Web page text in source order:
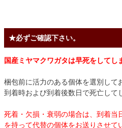
★必ずご確認下さい。
国産ミヤマクワガタは早死をしてし
梱包前に活力のある個体を選別して
到着時および到着後数日で死亡して
死着・欠損・衰弱の場合は、到着当
を持って代替の個体をお送りさせて